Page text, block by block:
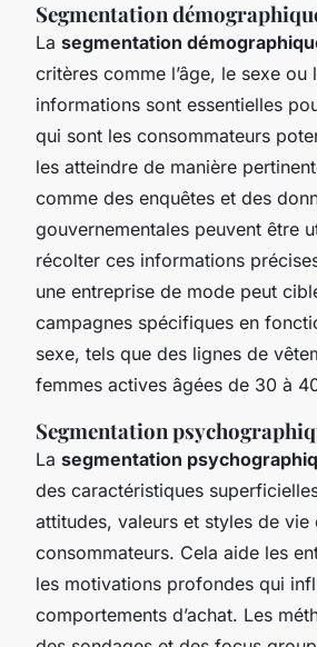
Segmentation
La segmentation
critères comme l’âge, le sexe ou
informations sont essentielles
qui sont les consommateurs
les atteindre de manière
comme des enquêtes et des
gouvernementales peuvent être
récolter ces informations
une entreprise de mode peut
campagnes spécifiques en
sexe, tels que des lignes de
femmes actives âgées de 30 à
Segmentation
La segmentation
des caractéristiques
attitudes, valeurs et styles de vie
consommateurs. Cela aide les
les motivations profondes qui
comportements d’achat. Les